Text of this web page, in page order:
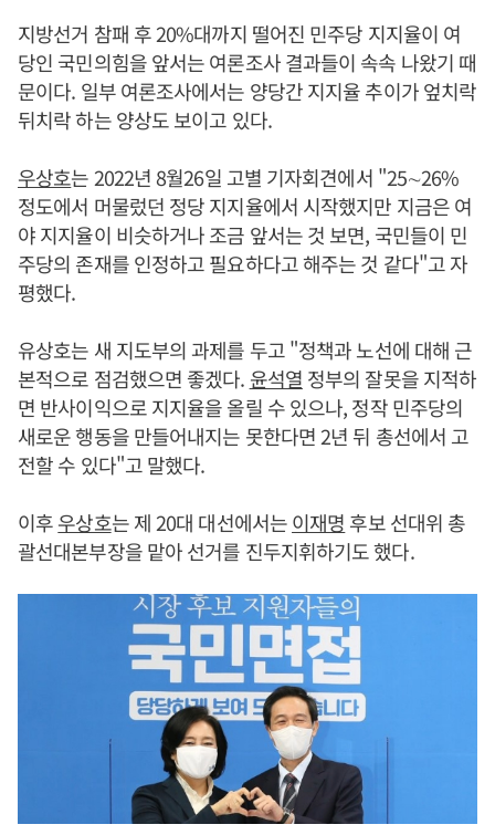
지방선거 참패 후 20%대까지 떨어진 민주당 지지율이 여
당인 국민의힘을 앞서는 여론조사 결과들이 속속 나왔기 때
문이다. 일부 여론조사에서는 양당간 지지율 추이가 엎치락
뒤치락 하는 양상도 보이고 있다.
우상호는 2022년 8월26일 고별 기자회견에서 "25∼26%
정도에서 머물렀던 정당 지지율에서 시작했지만 지금은 여
야 지지율이 비슷하거나 조금 앞서는 것 보면, 국민들이 민
주당의 존재를 인정하고 필요하다고 해주는 것 같다"고 자
평했다.
유상호는 새 지도부의 과제를 두고 "정책과 노선에 대해 근
본적으로 점검했으면 좋겠다. 윤석열 정부의 잘못을 지적하
면 반사이익으로 지지율을 올릴 수 있으나, 정작 민주당의
새로운 행동을 만들어내지는 못한다면 2년 뒤 총선에서 고
전할 수 있다"고 말했다.
이후우상호는 제 20대 대선에서는이재명 후보 선대위 총
괄선대본부장을 맡아 선거를 진두지휘하기도 했다.